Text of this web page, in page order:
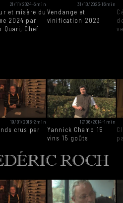
21/11/2024-5min
et misère du
2024 par
Quari, Chef
31/10/2023-16min
Vendange et
vinification 2023
19/01/2016-2min
crus par
17/06/2014-1min
Yannick Champ 15
vins 15 goûts
ROCH